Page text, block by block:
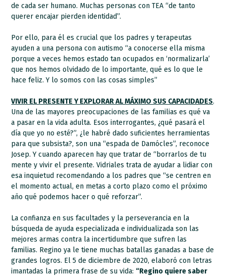
de cada ser humano. Muchas personas con TEA “de tanto
querer encajar pierden identidad”.
Por ello, para él es crucial que los padres y terapeutas
ayuden a una persona con autismo “a conocerse ella misma
porque a veces hemos estado tan ocupados en ‘normalizarla’
que nos hemos olvidado de lo importante, qué es lo que le
hace feliz. Y lo somos con las cosas simples”
VIVIR EL PRESENTE Y EXPLORAR AL MÁXIMO SUS CAPACIDADES.
Una de las mayores preocupaciones de las familias es qué va
a pasar en la vida adulta. Esos interrogantes, ¿qué pasará el
día que yo no esté?”, ¿le habré dado suficientes herramientas
para que subsista?, son una “espada de Damócles”, reconoce
Josep. Y cuando aparecen hay que tratar de “borrarlos de tu
mente y vivir el presente. Vidriales trata de ayudar a lidiar con
esa inquietud recomendando a los padres que “se centren en
el momento actual, en metas a corto plazo como el próximo
año qué podemos hacer o qué reforzar”.
La confianza en sus facultades y la perseverancia en la
búsqueda de ayuda especializada e individualizada son las
mejores armas contra la incertidumbre que sufren las
familias. Regino ya le tiene muchas batallas ganadas a base de
grandes logros. El 5 de diciembre de 2020, elaboró con letras
imantadas la primera frase de su vida: “Regino quiere saber